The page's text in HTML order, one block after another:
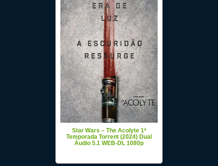
Star Wars – The Acolyte 1ª
Temporada Torrent (2024) Dual
Áudio 5.1 WEB-DL 1080p